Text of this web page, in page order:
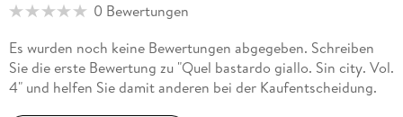
0 Bewertungen
Es wurden noch keine Bewertungen abgegeben. Schreiben
Sie die erste Bewertung zu "Quel bastardo giallo. Sin city. Vol.
4" und helfen Sie damit anderen bei der Kaufentscheidung.